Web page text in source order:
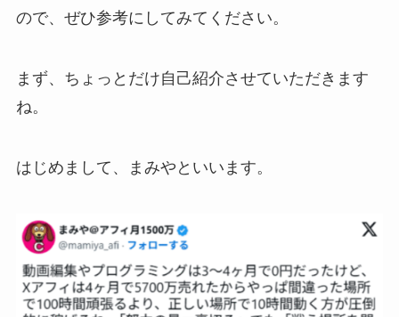
ので、ぜひ参考にしてみてください。
まず、ちょっとだけ自己紹介させていただきます
ね。
はじめまして、まみやといいます。